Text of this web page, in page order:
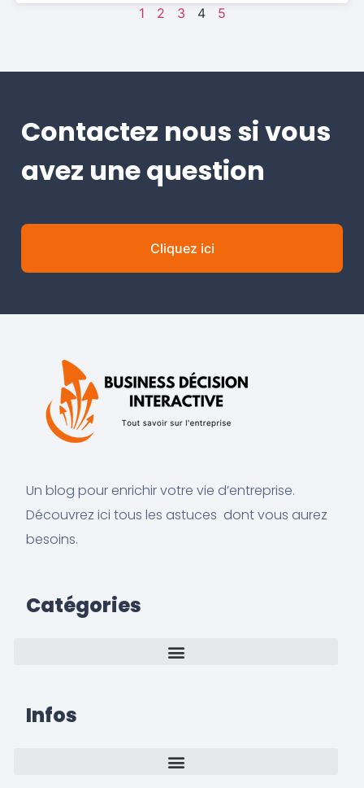
1 2 3 4 5
Contactez nous si vous
avez une question
Cliquez ici
Un blog pour enrichir votre vie d’entreprise.
Découvrez ici tous les astuces dont vous aurez
besoins.
Catégories
Infos